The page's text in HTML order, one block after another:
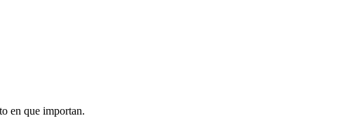
en que importan.